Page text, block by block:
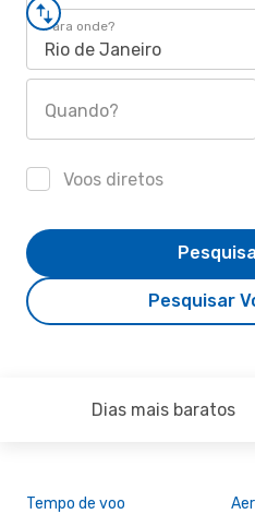
Para onde?
Rio de Janeiro
Quando?
Voos diretos
Pesquisar
Dias mais baratos
Tempo de voo